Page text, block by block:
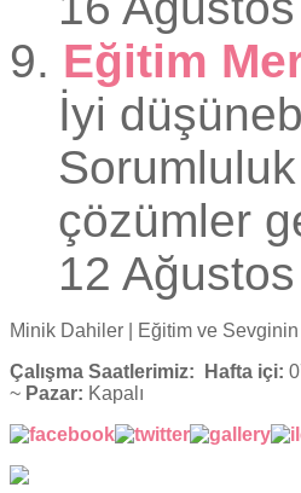
9. Eğitim
İyi
Sorumluluk
çözümler
12
Minik Dahiler | Eğitim ve
Çalışma Saatlerimiz:
Hafta içi:
~ Pazar: Kapalı